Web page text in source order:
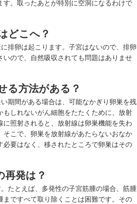
。取ったあとが特別に空洞になるわけで
どこへ？
排卵は起こります。子宮はないので、排卵
ので、自然吸収されても問題はありませ
る方法がある？
期間がある場合は、可能なかぎり卵巣を残
しれないがん細胞をたたくために、放射
照射されると、放射線は卵巣機能を失わ
こで、卵巣を放射線があたらないおなか
要はなく、移されたところで卵巣はその
再発は？
たとえば、多発性の子宮筋腫の場合、筋腫
ですべて取り除くことは困難です。その